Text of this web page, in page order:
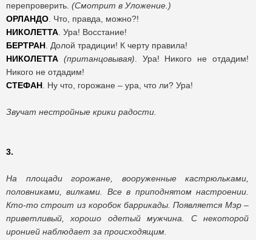
перепроверить. (Смотрит в Уложение.)
ОРЛАНДО . Что, правда, можно?!
НИКОЛЕТТА . Ура! Восстание!
БЕРТРАН . Долой традиции! К черту правила!
НИКОЛЕТТА (пританцовывая) . Ура! Никого не отдадим!
Никого не отдадим!
СТЕФАН . Ну что, горожане – ура, что ли? Ура!
Звучат нестройные крики радости.
3.
На площади горожане, вооруженные кастрюльками,
половниками, вилками. Все в приподнятом настроении.
Кто-то строит из коробок баррикады. Появляется Мэр –
приветливый, хорошо одетый мужчина. С некоторой
иронией наблюдает за происходящим.